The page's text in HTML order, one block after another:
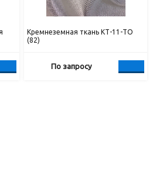
Кремнеземная ткань КТ-11-ТО
(82)
По запросу